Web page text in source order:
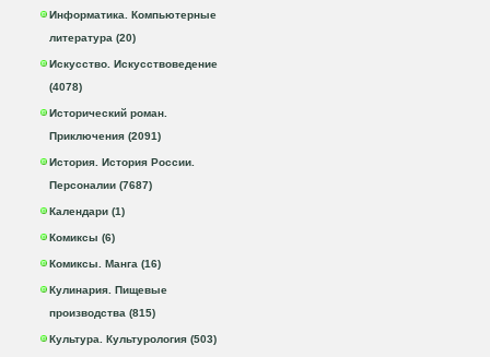
Информатика. Компьютерные
литература (20)
Искусство. Искусствоведение
(4078)
Исторический роман.
Приключения (2091)
История. История России.
Персоналии (7687)
Календари (1)
Комиксы (6)
Комиксы. Манга (16)
Кулинария. Пищевые
производства (815)
Культура. Культурология (503)